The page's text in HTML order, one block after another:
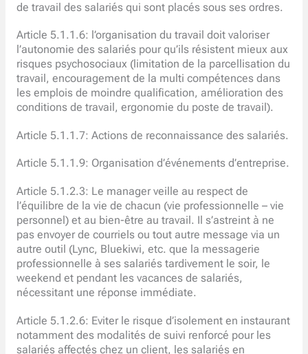
de travail des salariés qui sont placés sous ses ordres.
Article 5.1.1.6: l’organisation du travail doit valoriser
l’autonomie des salariés pour qu’ils résistent mieux aux
risques psychosociaux (limitation de la parcellisation du
travail, encouragement de la multi compétences dans
les emplois de moindre qualification, amélioration des
conditions de travail, ergonomie du poste de travail).
Article 5.1.1.7: Actions de reconnaissance des salariés.
Article 5.1.1.9: Organisation d’événements d’entreprise.
Article 5.1.2.3: Le manager veille au respect de
l’équilibre de la vie de chacun (vie professionnelle – vie
personnel) et au bien-être au travail. Il s’astreint à ne
pas envoyer de courriels ou tout autre message via un
autre outil (Lync, Bluekiwi, etc. que la messagerie
professionnelle à ses salariés tardivement le soir, le
weekend et pendant les vacances de salariés,
nécessitant une réponse immédiate.
Article 5.1.2.6: Eviter le risque d’isolement en instaurant
notamment des modalités de suivi renforcé pour les
salariés affectés chez un client, les salariés en